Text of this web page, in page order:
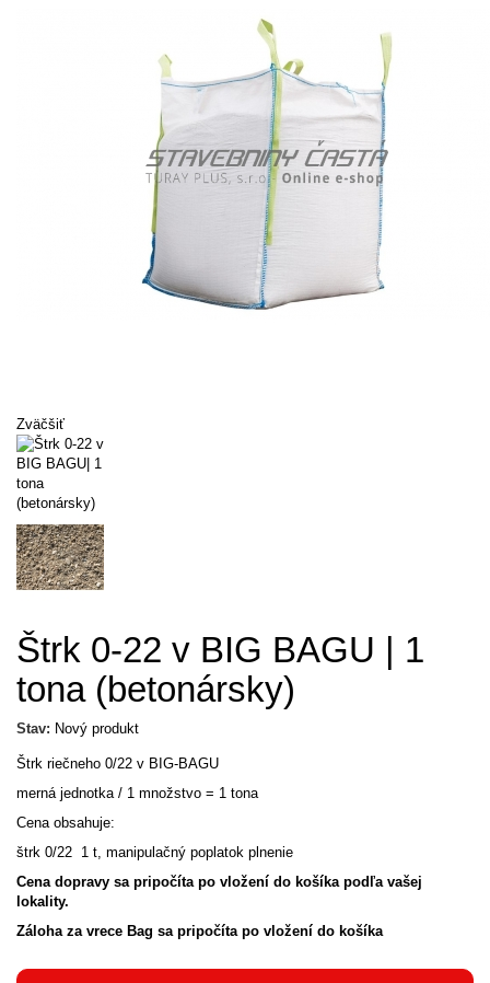
Zväčšiť
Štrk 0-22 v BIG BAGU | 1
tona (betonársky)
Stav: Nový produkt
Štrk riečneho 0/22 v BIG-BAGU
merná jednotka / 1 množstvo = 1 tona
Cena obsahuje:
štrk 0/22 1 t, manipulačný poplatok plnenie
Cena dopravy sa pripočíta po vložení do košíka podľa vašej
lokality.
Záloha za vrece Bag sa pripočíta po vložení do košíka